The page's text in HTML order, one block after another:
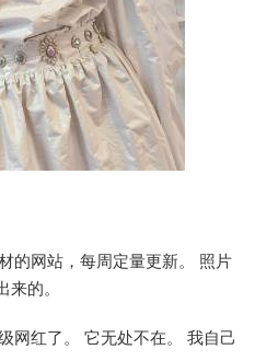
的网站，每周定量更新。 照片
的。
网红了。 它无处不在。 我自己